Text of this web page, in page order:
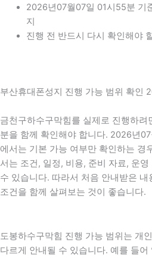
2026년07월07일 01시55분 기
지
진행 전 반드시 다시 확인해야
부산휴대폰성지 진행 가능 범위 확인
금천구하수구막힘를 실제로 진행하
분을 함께 확인해야 합니다. 2026년
에서는 기본 가능 여부만 확인하는 경
서는 조건, 일정, 비용, 준비 자료, 운
수 있습니다. 따라서 처음 안내받은
조건을 함께 살펴보는 것이 좋습니다.
도봉하수구막힘 진행 가능 범위는 개
다르게 안내될 수 있습니다. 예를 들